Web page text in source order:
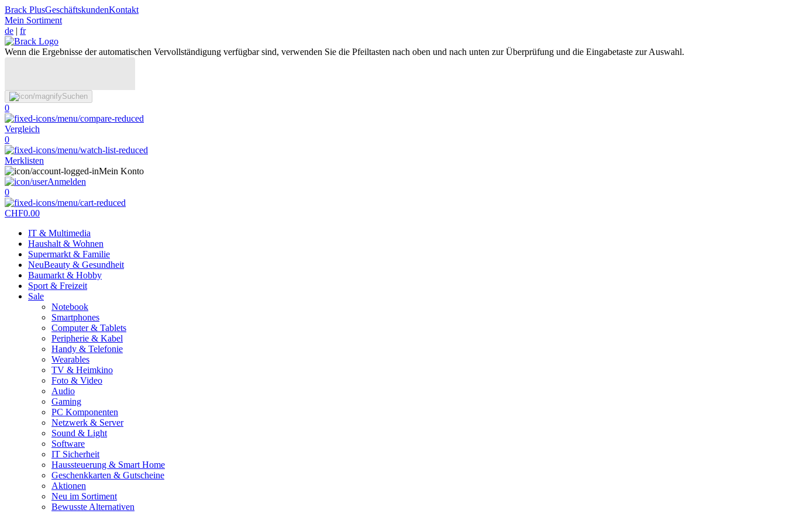
Brack PlusGeschäftskundenKontakt
Mein Sortiment
de | fr
Wenn die Ergebnisse der automatischen Vervollständigung verfügbar sind, verwenden Sie die Pfeiltasten nach oben und nach unten zur Überprüfung und die Eingabetaste zur Auswahl.
Suchen
0
Vergleich
0
Merklisten
Mein Konto
Anmelden
0
CHF0.00
IT & Multimedia
Haushalt & Wohnen
Supermarkt & Familie
NeuBeauty & Gesundheit
Baumarkt & Hobby
Sport & Freizeit
Sale
Notebook
Smartphones
Computer & Tablets
Peripherie & Kabel
Handy & Telefonie
Wearables
TV & Heimkino
Foto & Video
Audio
Gaming
PC Komponenten
Netzwerk & Server
Sound & Light
Software
IT Sicherheit
Haussteuerung & Smart Home
Geschenkkarten & Gutscheine
Aktionen
Neu im Sortiment
Bewusste Alternativen